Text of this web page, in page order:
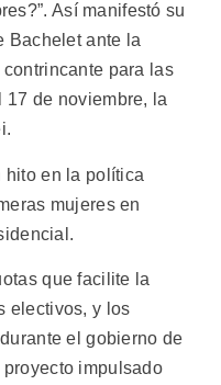
Así manifestó su
Bachelet ante la
para las
de noviembre, la
hito en la política
mujeres en
que facilite la
electivos, y los
el gobierno de
impulsado